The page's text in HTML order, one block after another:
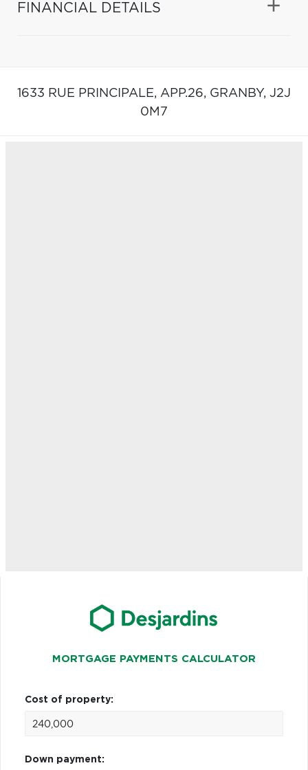
FINANCIAL DETAILS
1633 RUE PRINCIPALE, APP.26, GRANBY, J2J
0M7
MORTGAGE PAYMENTS CALCULATOR
Cost of property:
Down payment: